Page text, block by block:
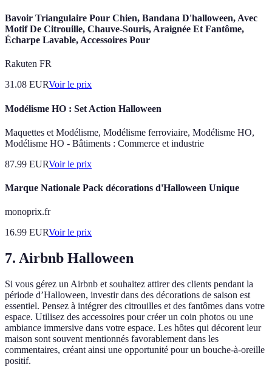
Bavoir Triangulaire Pour Chien, Bandana D'halloween, Avec
Motif De Citrouille, Chauve-Souris, Araignée Et Fantôme,
Écharpe Lavable, Accessoires Pour
Rakuten FR
31.08 EURVoir le prix
Modélisme HO : Set Action Halloween
Maquettes et Modélisme, Modélisme ferroviaire, Modélisme HO,
Modélisme HO - Bâtiments : Commerce et industrie
87.99 EURVoir le prix
Marque Nationale Pack décorations d'Halloween Unique
monoprix.fr
16.99 EURVoir le prix
7. Airbnb Halloween
Si vous gérez un Airbnb et souhaitez attirer des clients pendant la
période d’Halloween, investir dans des décorations de saison est
essentiel. Pensez à intégrer des citrouilles et des fantômes dans votre
espace. Utilisez des accessoires pour créer un coin photos ou une
ambiance immersive dans votre espace. Les hôtes qui décorent leur
maison sont souvent mentionnés favorablement dans les
commentaires, créant ainsi une opportunité pour un bouche-à-oreille
positif.